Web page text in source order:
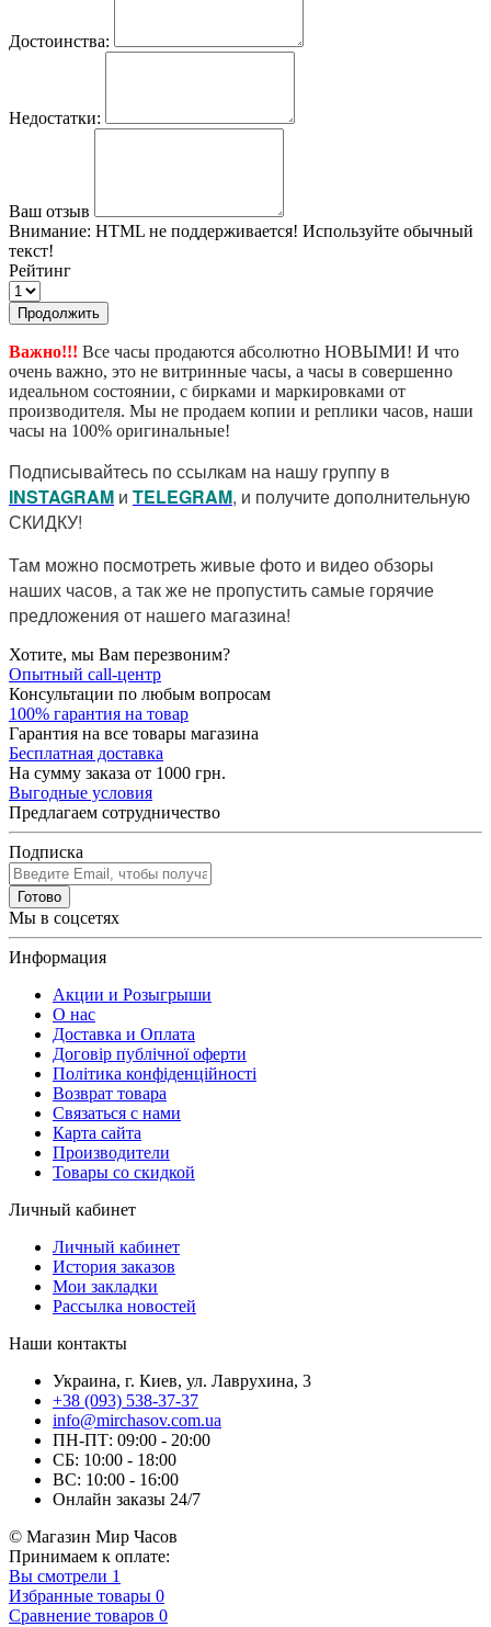
Достоинства:
Недостатки:
Ваш отзыв
Внимание: HTML не поддерживается! Используйте обычный
текст!
Рейтинг
Продолжить
Важно!!! Все часы продаются абсолютно НОВЫМИ! И что
очень важно, это не витринные часы, а часы в совершенно
идеальном состоянии, с бирками и маркировками от
производителя. Мы не продаем копии и реплики часов, наши
часы на 100% оригинальные!
Подписывайтесь по ссылкам на нашу группу в
INSTAGRAM и TELEGRAM, и получите дополнительную
СКИДКУ!
Там можно посмотреть живые фото и видео обзоры
наших часов, а так же не пропустить самые горячие
предложения от нашего магазина!
Хотите, мы Вам перезвоним?
Опытный call-центр
Консультации по любым вопросам
100% гарантия на товар
Гарантия на все товары магазина
Бесплатная доставка
На сумму заказа от 1000 грн.
Выгодные условия
Предлагаем сотрудничество
Подписка
Готово
Мы в соцсетях
Информация
Акции и Розыгрыши
О нас
Доставка и Оплата
Договір публічної оферти
Політика конфіденційності
Возврат товара
Связаться с нами
Карта сайта
Производители
Товары со скидкой
Личный кабинет
Личный кабинет
История заказов
Мои закладки
Рассылка новостей
Наши контакты
Украина, г. Киев, ул. Лаврухина, 3
+38 (093) 538-37-37
info@mirchasov.com.ua
ПН-ПТ: 09:00 - 20:00
СБ: 10:00 - 18:00
ВС: 10:00 - 16:00
Онлайн заказы 24/7
© Магазин Мир Часов
Принимаем к оплате:
Вы смотрели 1
Избранные товары 0
Сравнение товаров 0